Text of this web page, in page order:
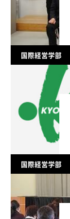
国際経営学部
国際経営学部